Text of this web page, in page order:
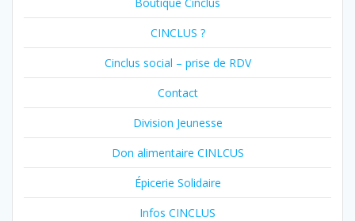
CINCLUS ?
Cinclus social – prise de RDV
Contact
Division Jeunesse
Don alimentaire CINLCUS
Épicerie Solidaire
Infos CINCLUS